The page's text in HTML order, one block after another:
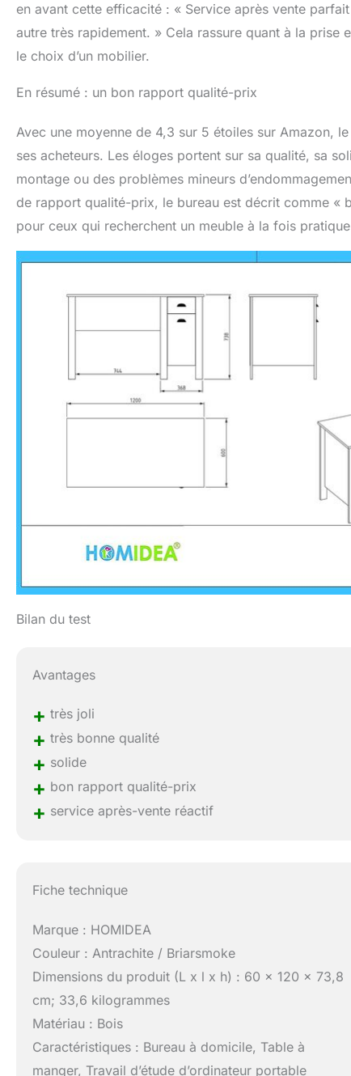
en avant cette efficacité : « Service après vente
autre très rapidement. » Cela rassure quant à la prise
le choix d’un mobilier.
En résumé : un bon rapport qualité-prix
Avec une moyenne de 4,3 sur 5 étoiles sur Amazon,
ses acheteurs. Les éloges portent sur sa qualité, sa
montage ou des problèmes mineurs
de rapport qualité-prix, le bureau est décrit comme
pour ceux qui recherchent un meuble à la fois
Bilan du test
Avantages
+ très joli
+ très bonne qualité
+ solide
+ bon rapport qualité-prix
+ service après-vente réactif
Fiche technique
Marque : HOMIDEA
Couleur : Antrachite / Briarsmoke
Dimensions du produit (L x l x h) : 60 x 120 x 73,8
cm; 33,6 kilogrammes
Matériau : Bois
Caractéristiques : Bureau à domicile, Table à
manger, Travail d’étude d’ordinateur portable